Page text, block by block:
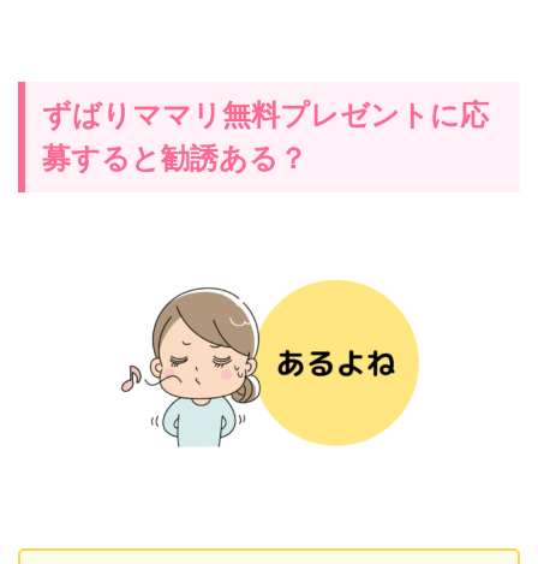
ずばりママリ無料プレゼントに応
募すると勧誘ある？